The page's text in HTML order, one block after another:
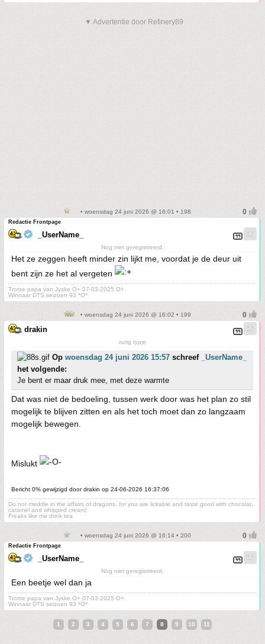
▼ Advertentie door Refinery89
• woensdag 24 juni 2026 @ 16:01 • 198
Redactie Frontpage
_UserName_
Nog niet geregistreerd.
Het ze zeggen heeft minder zin lijkt me, voordat je de deur uit
bent zijn ze het al vergeten
Trotse papa van Jyske O+ 07-03-2025 O+
Winnaar DTS seizoen 93 *O*
• woensdag 24 juni 2026 @ 16:02 • 199
drakin
vurig typje
Op woensdag 24 juni 2026 15:57 schreef
_UserName_
het volgende:
Je bent er maar druk mee, met deze warmte
Dat was niet de bedoeling, tussen werk door was het plan zo stil
mogelijk te blijven zitten en als het toch moet dan zo langzaam
mogelijk bewegen.
Mislukt
Bericht 0% gewijzigd door drakin op 24-06-2026 16:37:06
Do not meddle in the affairs of dragons, for you are lickable and taste good with chocolat,
caramel and whipped cream!
Freaks like me drink tea
• woensdag 24 juni 2026 @ 16:14 • 200
Redactie Frontpage
_UserName_
Nog niet geregistreerd.
Een beetje wel dan ja
Trotse papa van Jyske O+ 07-03-2025 O+
Winnaar DTS seizoen 93 *O*
1 2 3 4 5 6 7 8 9 10 11